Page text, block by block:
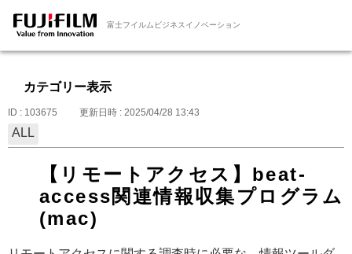
富士フイルムビジネスイノベーション
カテゴリー表示
ID : 103675 更新日時 : 2025/04/28 13:43
ALL
【リモートアクセス】beat-
access関連情報収集プログラム
(mac)